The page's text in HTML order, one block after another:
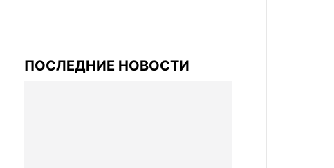
ПОСЛЕДНИЕ НОВОСТИ